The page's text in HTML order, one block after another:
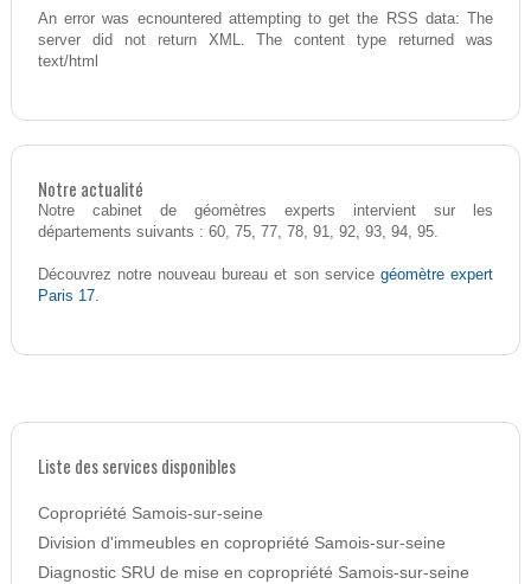
An error was ecnountered attempting to get the RSS data: The
server did not return XML. The content type returned was
text/html
Notre actualité
Notre cabinet de géomètres experts intervient sur les
départements suivants : 60, 75, 77, 78, 91, 92, 93, 94, 95.
Découvrez notre nouveau bureau et son service géomètre expert
Paris 17.
Liste des services disponibles
Copropriété Samois-sur-seine
Division d'immeubles en copropriété Samois-sur-seine
Diagnostic SRU de mise en copropriété Samois-sur-seine